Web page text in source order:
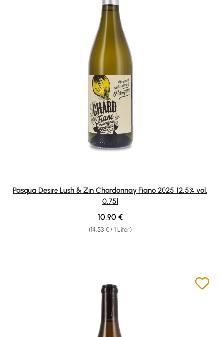
Pasqua Desire Lush & Zin Chardonnay Fiano 2025 12,5% vol.
0,75l
(14,53 € / 1 Liter)
Regulärer Preis:
10,90 €